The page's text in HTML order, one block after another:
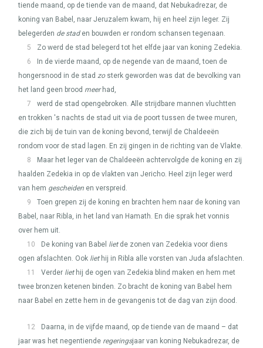
tiende maand, op de tiende van de maand, dat Nebukadrezar, de
koning van Babel, naar Jeruzalem kwam, hij en heel zijn leger. Zij
belegerden de staden bouwden er rondom schansen tegenaan.
5
Zo werd de stad belegerd tot het elfde jaar van koning Zedekia.
6
In de vierde maand, op de negende van de maand, toen de
hongersnood in de stad zosterk geworden was dat de bevolking van
het land geen brood meerhad,
7
werd de stad opengebroken. Alle strijdbare mannen vluchtten
en trokken 's nachts de stad uit via de poort tussen de twee muren,
die zich bij de tuin van de koning bevond, terwijl de Chaldeeën
rondom voor de stad lagen. En zij gingen in de richting van de Vlakte.
8
Maar het leger van de Chaldeeën achtervolgde de koning en zij
haalden Zedekia in op de vlakten van Jericho. Heel zijn leger werd
van hem gescheiden en verspreid.
9
Toen grepen zij de koning en brachten hem naar de koning van
Babel, naar Ribla, in het land van Hamath. En die sprak het vonnis
over hem uit.
10
De koning van Babel lietde zonen van Zedekia voor diens
ogen afslachten. Ook liethij in Ribla alle vorsten van Juda afslachten.
11
Verder liethij de ogen van Zedekia blind maken en hem met
twee bronzen ketenen binden. Zo bracht de koning van Babel hem
naar Babel en zette hem in de gevangenis tot de dag van zijn dood.
12
Daarna, in de vijfde maand, op de tiende van de maand – dat
jaar was het negentiende regeringsjaar van koning Nebukadrezar, de